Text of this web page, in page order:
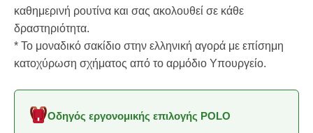
καθημερινή ρουτίνα και σας ακολουθεί σε κάθε
δραστηριότητα.
* Το μοναδικό σακίδιο στην ελληνική αγορά με επίσημη
κατοχύρωση σχήματος από το αρμόδιο Υπουργείο.
Οδηγός εργονομικής επιλογής POLO